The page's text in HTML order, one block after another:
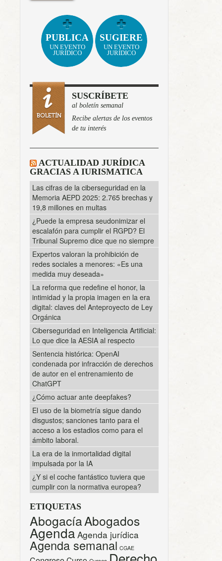
PUBLICA
UN EVENTO
JURÍDICO
SUGIERE
UN EVENTO
JURÍDICO
SUSCRÍBETE
al boletín semanal
Recibe alertas de los eventos
de tu interés
ACTUALIDAD JURÍDICA
GRACIAS A IURISMATICA
Las cifras de la ciberseguridad en la
Memoria AEPD 2025: 2.765 brechas y
19,8 millones en multas
¿Puede la empresa seudonimizar el
escalafón para cumplir el RGPD? El
Tribunal Supremo dice que no siempre
Expertos valoran la prohibición de
redes sociales a menores: «Es una
medida muy deseada»
La reforma que redefine el honor, la
intimidad y la propia imagen en la era
digital: claves del Anteproyecto de Ley
Orgánica
Ciberseguridad en Inteligencia Artificial:
Lo que dice la AESIA al respecto
Sentencia histórica: OpenAI
condenada por infracción de derechos
de autor en el entrenamiento de
ChatGPT
¿Cómo actuar ante deepfakes?
El uso de la biometría sigue dando
disgustos; sanciones tanto para el
acceso a los estadios como para el
ámbito laboral.
La era de la inmortalidad digital
impulsada por la IA
¿Y si el coche fantástico tuviera que
cumplir con la normativa europea?
ETIQUETAS
AbogacíaAbogados
Agenda Agenda jurídica
Agenda semanal CGAE